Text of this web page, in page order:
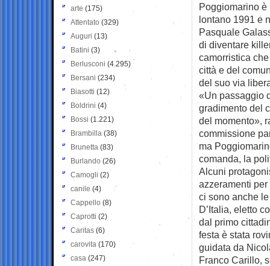
Poggiomarino
lontano 1991 e
Pasquale
di diventare
camorristica
città e del
del suo via
«Un passaggio
gradimento del
del momento»,
commissione
ma
comanda, la
Alcuni
azzeramenti
ci sono anche
D’Italia, eletto
dal primo
festa è stata
guidata da
Franco Carillo,
arte (175)
Attentato (329)
Auguri (13)
Batini (3)
Berlusconi (4.295)
Bersani (234)
Biasotti (12)
Boldrini (4)
Bossi (1.221)
Brambilla (38)
Brunetta (83)
Burlando (26)
Camogli (2)
canile (4)
Cappello (8)
Caprotti (2)
Caritas (6)
carovita (170)
casa (247)